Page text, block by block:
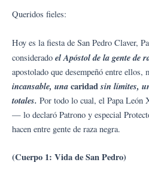
Queridos fieles:
Hoy es la fiesta de San Pedro Claver,
considerado el Apóstol de la gente de
apostolado que desempeñó entre ellos,
incansable, unacaridadsin límites,
totales. Por todo lo cual, el Papa
— lo declaró Patrono y especial
hacen entre gente de raza negra.
(Cuerpo 1: Vida de San Pedro)